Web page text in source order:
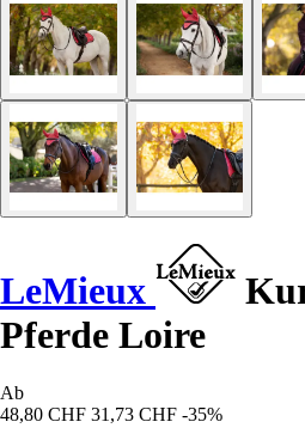
LeMieux
Pferde Loire
Ab
48,80 CHF 31,73 CHF -35%